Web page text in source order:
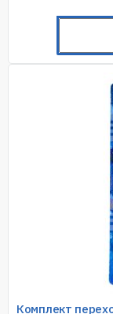
Комплект